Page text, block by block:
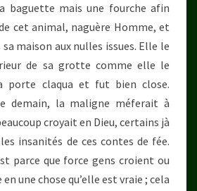
baguette mais une fourche afin
cet animal, naguère Homme, et
sa maison aux nulles issues. Elle le
de sa grotte comme elle le
porte claqua et fut bien close.
demain, la maligne méferait à
croyait en Dieu, certains jà
insanités de ces contes de fée.
parce que force gens croient ou
une chose qu’elle est vraie ; cela